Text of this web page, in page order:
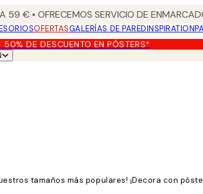
59 € • OFRECEMOS SERVICIO DE
OFERTASGALERÍAS DE PAREDINSPIRATION
DE DESCUENTO EN PÓSTERS*
tamaños más populares! ¡Decora con